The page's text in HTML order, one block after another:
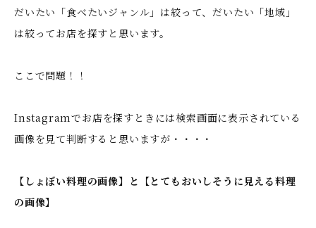
だいたい「食べたいジャンル」は絞って、だいたい「地域」
は絞ってお店を探すと思います。
ここで問題！！
Instagramでお店を探すときには検索画面に表示されている
画像を見て判断すると思いますが・・・・
【しょぼい料理の画像】と【とてもおいしそうに見える料理
の画像】